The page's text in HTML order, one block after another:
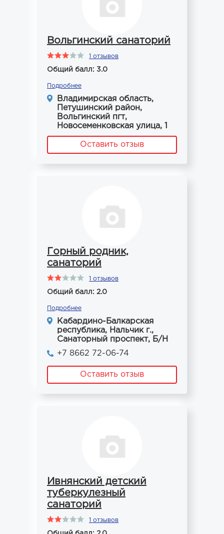
Вольгинский санаторий
1 отзывов
Общий балл: 3.0
Подробнее
Владимирская область,
Петушинский район,
Вольгинский пгт,
Новосеменковская улица, 1
Оставить отзыв
Горный родник,
санаторий
1 отзывов
Общий балл: 2.0
Подробнее
Кабардино-Балкарская
республика, Нальчик г.,
Санаторный проспект, Б/Н
+7 8662 72-06-74
Оставить отзыв
Ивнянский детский
туберкулезный
санаторий
1 отзывов